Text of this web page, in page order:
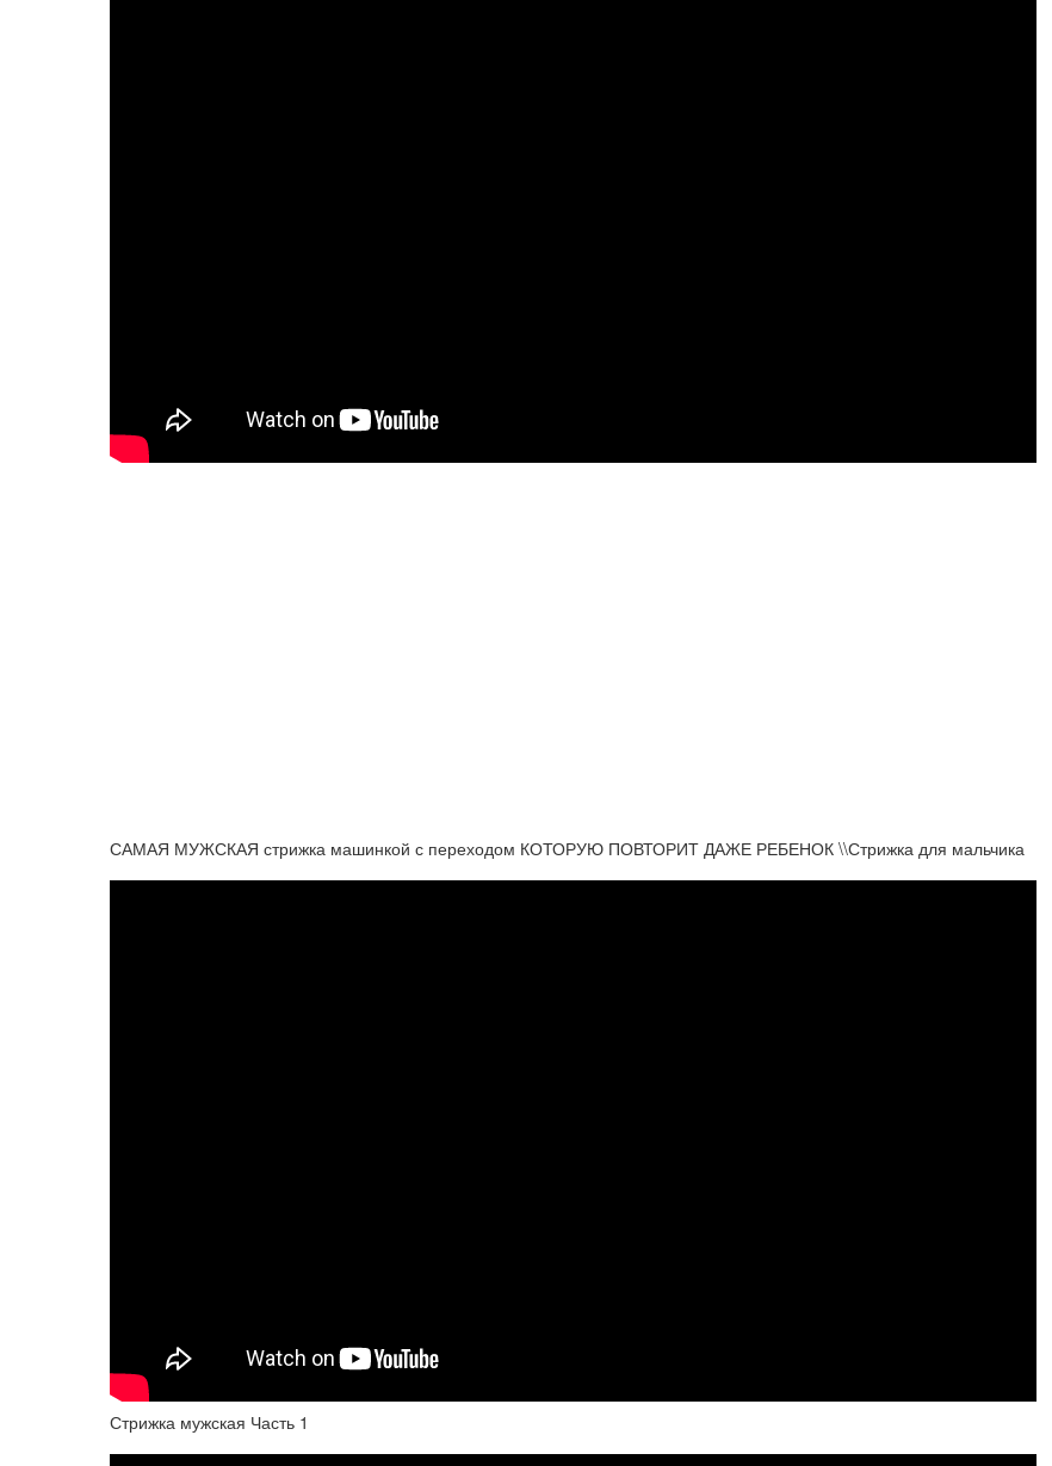
САМАЯ МУЖСКАЯ стрижка машинкой с переходом КОТОРУЮ ПОВТОРИТ ДАЖЕ РЕБЕНОК \\Стрижка для мальчика
Стрижка мужская Часть 1